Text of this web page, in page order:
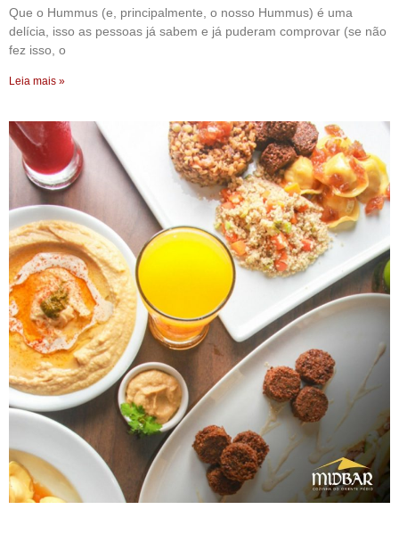
Que o Hummus (e, principalmente, o nosso Hummus) é uma
delícia, isso as pessoas já sabem e já puderam comprovar (se não
fez isso, o
Leia mais »